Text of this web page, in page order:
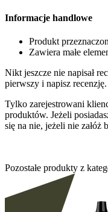
Informacje handlowe
Produkt
Zawiera małe
Nikt jeszcze nie napisał
pierwszy i napisz recenzję.
Tylko zarejestrowani
produktów. Jeżeli
się na nie, jeżeli nie załóż
Pozostałe produkty z